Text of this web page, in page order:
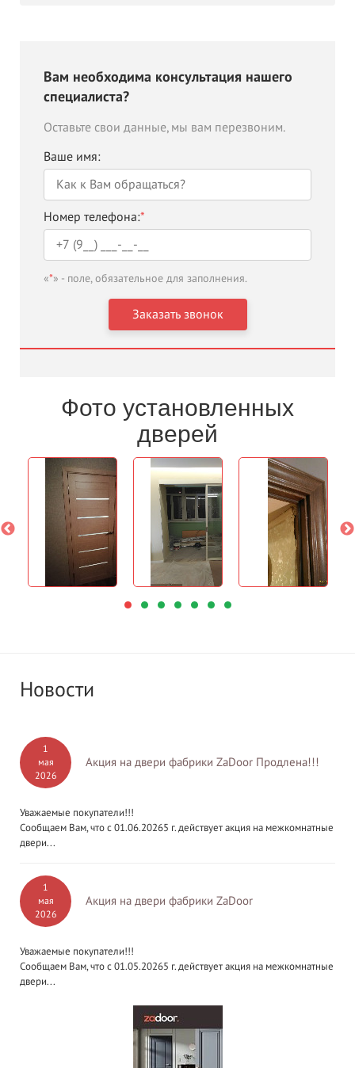
Вам необходима консультация нашего
специалиста?
Оставьте свои данные, мы вам перезвоним.
Ваше имя:
Номер телефона:*
«*» - поле, обязательное для заполнения.
Фото установленных
дверей
Новости
1
мая
2026
Акция на двери фабрики ZaDoor Продлена!!!
Уважаемые покупатели!!!
Сообщаем Вам, что с 01.06.20265 г. действует акция на межкомнатные
двери...
1
мая
2026
Акция на двери фабрики ZaDoor
Уважаемые покупатели!!!
Сообщаем Вам, что с 01.05.20265 г. действует акция на межкомнатные
двери...